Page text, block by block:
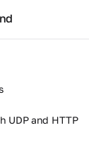
UDP and HTTP